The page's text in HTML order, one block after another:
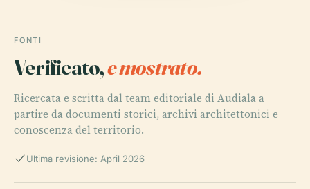
FONTI
Verificato,e mostrato.
Ricercata e scritta dal team editoriale di Audiala a
partire da documenti storici, archivi architettonici e
conoscenza del territorio.
Ultima revisione: April 2026